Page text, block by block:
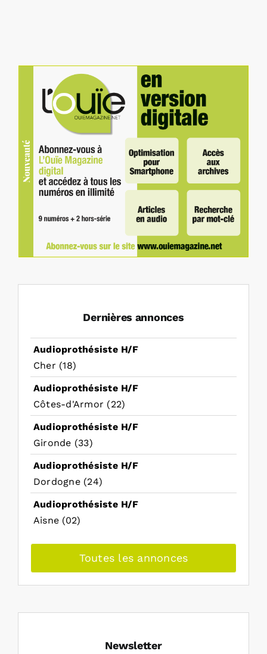
Dernières annonces
Audioprothésiste H/F
Cher (18)
Audioprothésiste H/F
Côtes-d'Armor (22)
Audioprothésiste H/F
Gironde (33)
Audioprothésiste H/F
Dordogne (24)
Audioprothésiste H/F
Aisne (02)
Toutes les annonces
Newsletter